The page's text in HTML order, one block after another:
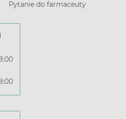
Pytanie do farmaceuty